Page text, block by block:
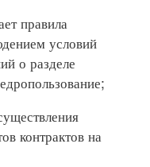
правила
условий
о разделе
контрактов на